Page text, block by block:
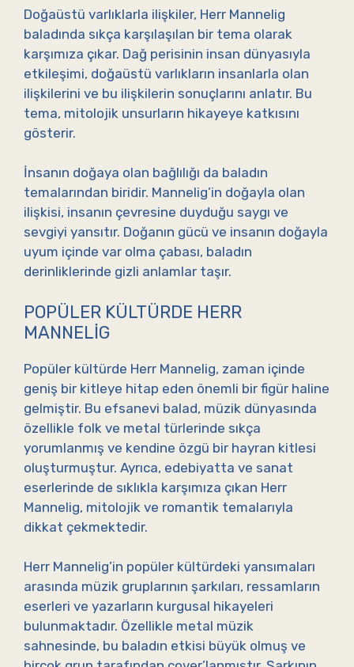
Doğaüstü varlıklarla ilişkiler, Herr Mannelig
baladında sıkça karşılaşılan bir tema olarak
karşımıza çıkar. Dağ perisinin insan dünyasıyla
etkileşimi, doğaüstü varlıkların insanlarla olan
ilişkilerini ve bu ilişkilerin sonuçlarını anlatır. Bu
tema, mitolojik unsurların hikayeye katkısını
gösterir.
İnsanın doğaya olan bağlılığı da baladın
temalarından biridir. Mannelig’in doğayla olan
ilişkisi, insanın çevresine duyduğu saygı ve
sevgiyi yansıtır. Doğanın gücü ve insanın doğayla
uyum içinde var olma çabası, baladın
derinliklerinde gizli anlamlar taşır.
POPÜLER KÜLTÜRDE HERR
MANNELIG
Popüler kültürde Herr Mannelig, zaman içinde
geniş bir kitleye hitap eden önemli bir figür haline
gelmiştir. Bu efsanevi balad, müzik dünyasında
özellikle folk ve metal türlerinde sıkça
yorumlanmış ve kendine özgü bir hayran kitlesi
oluşturmuştur. Ayrıca, edebiyatta ve sanat
eserlerinde de sıklıkla karşımıza çıkan Herr
Mannelig, mitolojik ve romantik temalarıyla
dikkat çekmektedir.
Herr Mannelig’in popüler kültürdeki yansımaları
arasında müzik gruplarının şarkıları, ressamların
eserleri ve yazarların kurgusal hikayeleri
bulunmaktadır. Özellikle metal müzik
sahnesinde, bu baladın etkisi büyük olmuş ve